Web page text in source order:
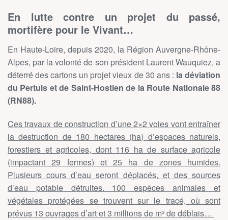
En lutte contre un projet du passé,
mortifère pour le Vivant…
En Haute-Loire, depuis 2020, la Région Auvergne-Rhône-
Alpes, par la volonté de son président Laurent Wauquiez, a
déterré des cartons un projet vieux de 30 ans : la déviation
du Pertuis et de Saint-Hostien de la Route Nationale 88
(RN88).
Ces travaux de construction d’une 2×2 voies vont entraîner
la destruction de 180 hectares (ha) d’espaces naturels,
forestiers et agricoles, dont 116 ha de surface agricole
(impactant 29 fermes) et 25 ha de zones humides.
Plusieurs cours d’eau seront déplacés, et des sources
d’eau potable détruites. 100 espèces animales et
végétales protégées se trouvent sur le tracé, où sont
prévus 13 ouvrages d’art et 3 millions de m³ de déblais…